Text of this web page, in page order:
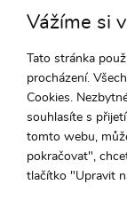
Vážíme si
Tato stránka
procházení.
Cookies.
souhlasíte s
tomto webu,
pokračovat",
tlačítko "Upravit